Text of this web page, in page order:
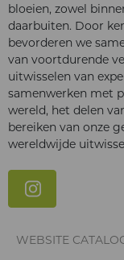
bloeien, zowel
daarbuiten. Door
bevorderen we
van voortdurende
uitwisselen van
samenwerken met
wereld, het delen
bereiken van onze
wereldwijde
WEBSITE